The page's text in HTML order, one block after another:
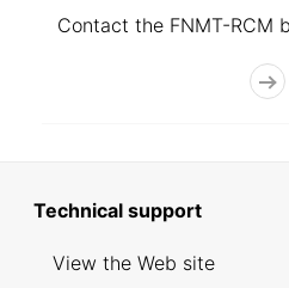
Contact the FNMT-RCM
Technical support
View the Web site